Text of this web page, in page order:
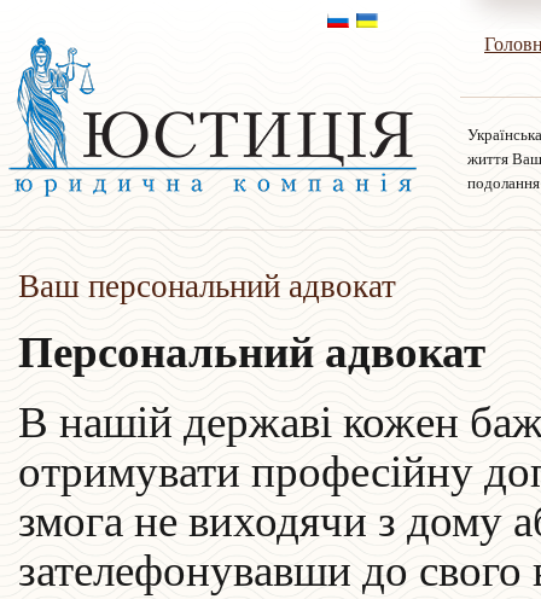
життя
Ваш персональний адвокат
Персональний адвокат
В нашій державі кожен
отримувати професійну
змога не виходячи з дому
зателефонувавши до свого